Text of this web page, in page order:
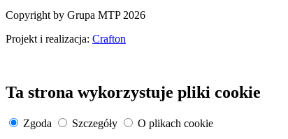
Copyright by Grupa MTP 2026
Projekt i realizacja: Crafton
Ta strona wykorzystuje pliki cookie
Zgoda Szczegóły
O plikach cookie